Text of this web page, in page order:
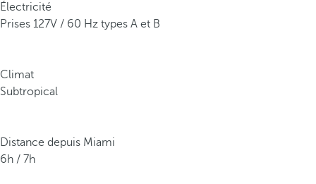
Électricité
Prises 127V / 60 Hz types A et B
Climat
Subtropical
Distance depuis Miami
6h / 7h